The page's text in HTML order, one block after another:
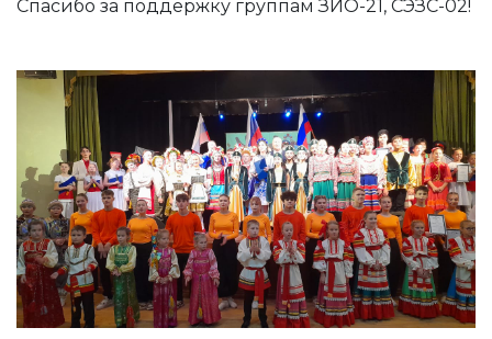
Спасибо за поддержку группам ЗИО-21, СЭЗС-02!